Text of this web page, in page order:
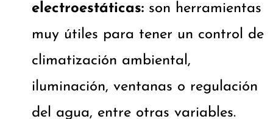
electroestáticas: son herramientas
muy útiles para tener un control de
climatización ambiental,
iluminación, ventanas o regulación
del agua, entre otras variables.